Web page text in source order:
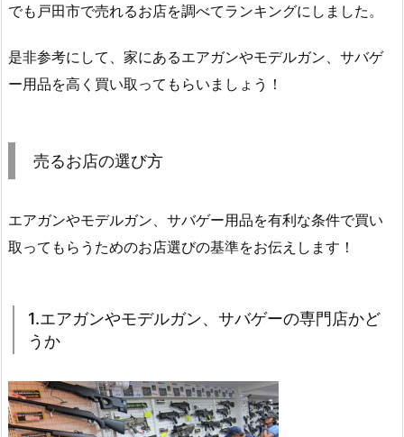
でも戸田市で売れるお店を調べてランキングにしました。
是非参考にして、家にあるエアガンやモデルガン、サバゲ
ー用品を高く買い取ってもらいましょう！
売るお店の選び方
エアガンやモデルガン、サバゲー用品を有利な条件で買い
取ってもらうためのお店選びの基準をお伝えします！
1.エアガンやモデルガン、サバゲーの専門店かど
うか